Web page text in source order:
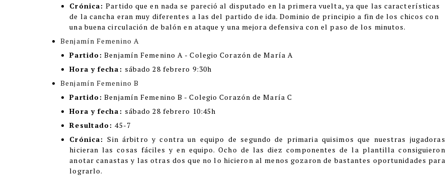
Crónica:Partido que en nada se pareció al disputado en la primera vuelta, ya que las características
de la cancha eran muy diferentes a las del partido de ida. Dominio de principio a fin de los chicos con
una buena circulación de balón en ataque y una mejora defensiva con el paso de los minutos.
Benjamín Femenino A
Partido: Benjamín Femenino A - Colegio Corazón de María A
Hora y fecha: sábado 28 febrero 9:30h
Benjamín Femenino B
Partido: Benjamín Femenino B - Colegio Corazón de María C
Hora y fecha: sábado 28 febrero 10:45h
Resultado:45-7
Crónica:Sin árbitro y contra un equipo de segundo de primaria quisimos que nuestras jugadoras
hicieran las cosas fáciles y en equipo. Ocho de las diez componentes de la plantilla consiguieron
anotar canastas y las otras dos que no lo hicieron al menos gozaron de bastantes oportunidades para
lograrlo.